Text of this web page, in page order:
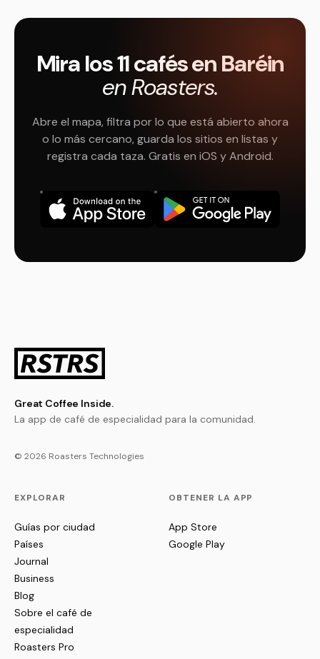
Mira los 11 cafés en Baréin
en Roasters.
Abre el mapa, filtra por lo que está abierto ahora
o lo más cercano, guarda los sitios en listas y
registra cada taza. Gratis en iOS y Android.
Great Coffee Inside.
La app de café de especialidad para la comunidad.
© 2026 Roasters Technologies
EXPLORAR
Guías por ciudad
Países
Journal
Business
Blog
Sobre el café de
especialidad
Roasters Pro
OBTENER LA APP
App Store
Google Play